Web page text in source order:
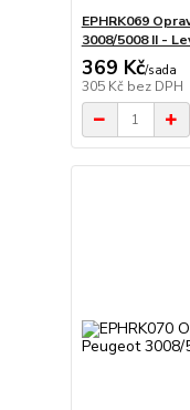
EPHRK069
3008/5008 II -
369 Kč/sada
305 Kč bez DPH